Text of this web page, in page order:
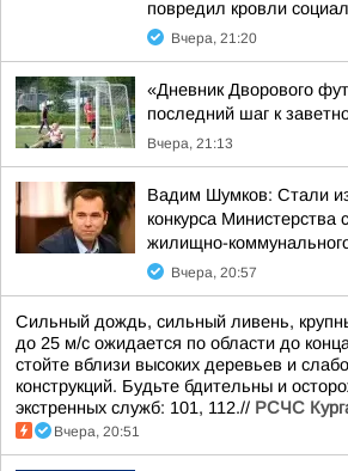
повредил кровли
Вчера, 21:20
«Дневник Дворового
последний шаг к
Вчера, 21:13
Вадим Шумков: Стали
конкурса Министерства
жилищно-
Вчера, 20:57
Сильный дождь, сильный ливень,
до 25 м/с ожидается по области до
стойте вблизи высоких деревьев и
конструкций. Будьте бдительны и
экстренных служб: 101, 112.// РСЧС
Вчера, 20:51